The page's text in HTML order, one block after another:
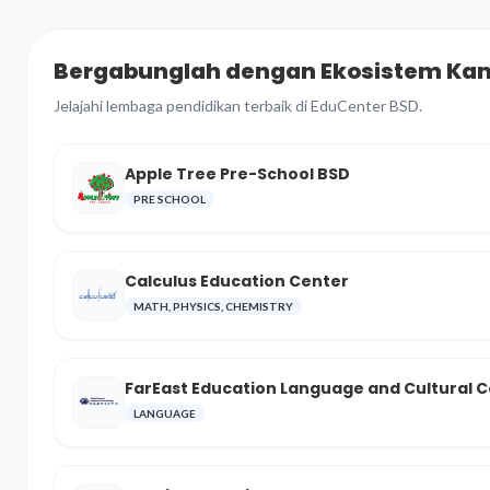
Bergabunglah dengan Ekosistem
Jelajahi lembaga pendidikan terbaik di EduCenter BSD.
Apple Tree Pre-School BSD
PRE SCHOOL
Calculus Education Center
MATH, PHYSICS, CHEMISTRY
FarEast Education Language and Cultural
LANGUAGE